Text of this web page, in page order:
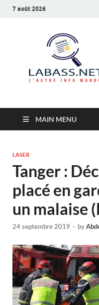
7 août 2026
MAIN MENU
LASER
Tanger :
placé en
un malaise
24 septembre 2019 - by